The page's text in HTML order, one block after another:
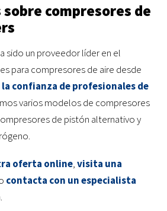
compresores de
sido un proveedor líder en el
para compresores de aire desde
la confianza de profesionales de
varios modelos de compresores
de pistón alternativo y
oferta online,visita una
contacta con un especialista